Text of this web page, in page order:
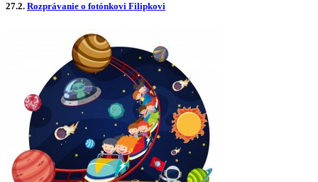
27.2. Rozprávanie o fotónkovi Filipkovi